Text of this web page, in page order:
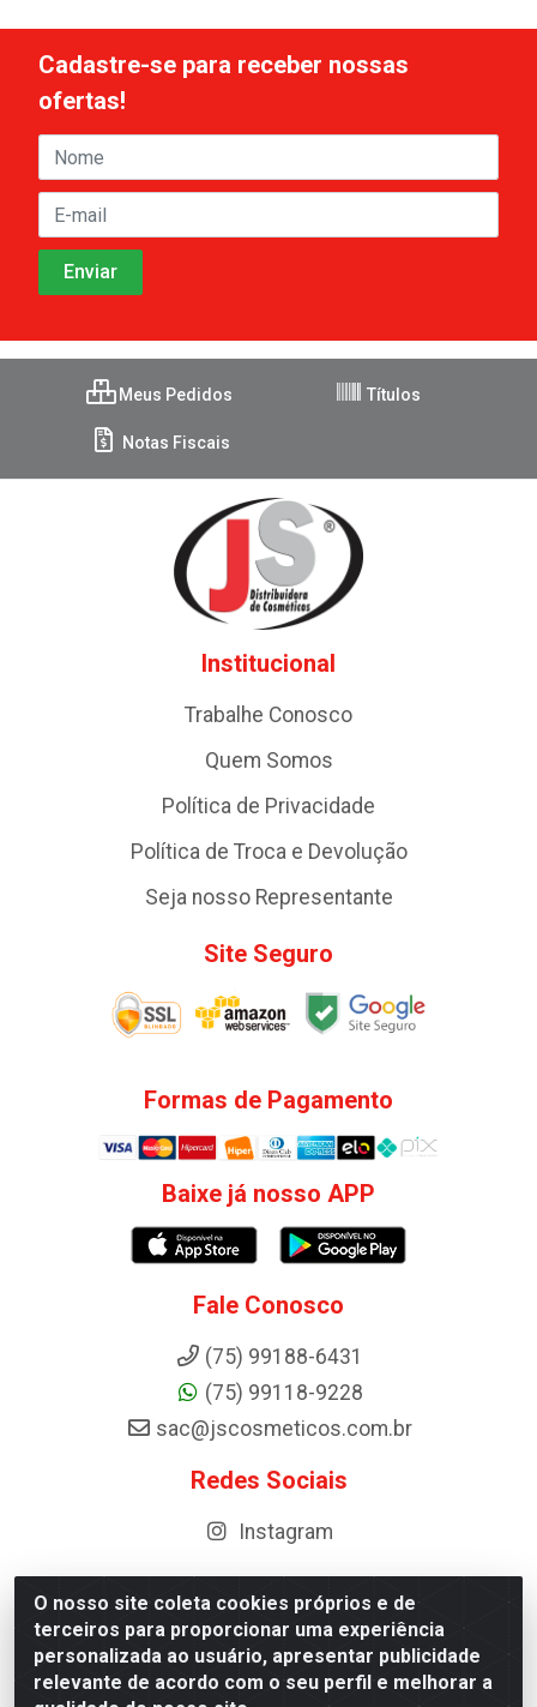
O nosso site coleta cookies próprios e de
terceiros para proporcionar uma experiência
personalizada ao usuário, apresentar publicidade
relevante de acordo com o seu perfil e melhorar a
Cadastre-se para receber nossas
ofertas!
Meus Pedidos Títulos
Notas Fiscais
Institucional
Trabalhe Conosco
Quem Somos
Política de Privacidade
Política de Troca e Devolução
Seja nosso Representante
Site Seguro
Formas de Pagamento
Baixe já nosso APP
Fale Conosco
(75) 99188-6431
(75) 99118-9228
sac@jscosmeticos.com.br
Redes Sociais
Instagram
Distribuidora de Cosméticos Antoneto LTDA - BA-052,
km 87 - Industrial, Ipirá - BA, 44600-000 - CNPJ
10.984.107/0001-75